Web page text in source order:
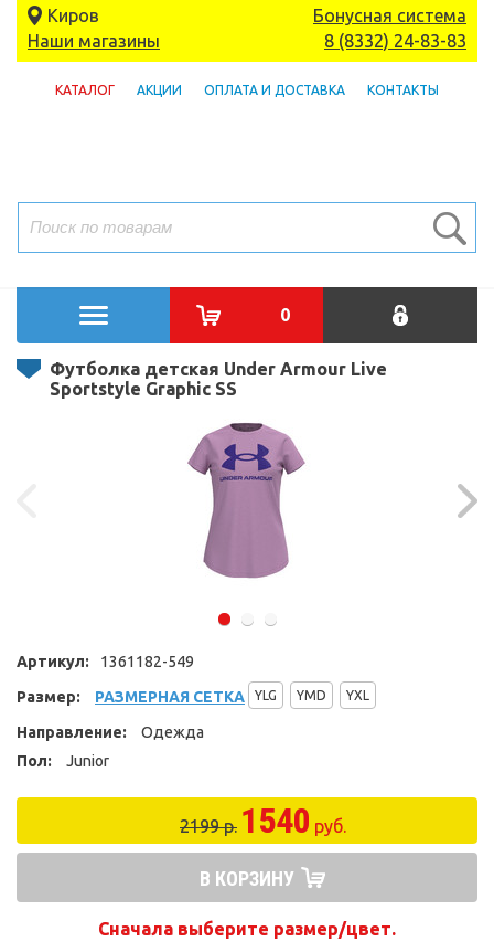
Киров
Наши магазины
Бонусная система
8 (8332) 24-83-83
КАТАЛОГ АКЦИИ ОПЛАТА И ДОСТАВКА КОНТАКТЫ
0
Футболка детская Under Armour Live
Sportstyle Graphic SS
Артикул:
1361182-549
Размер:
РАЗМЕРНАЯ СЕТКА YLG YMD YXL
Направление:
Одежда
Пол:
Junior
2199 р. 1540 руб.
В КОРЗИНУ
Сначала выберите размер/цвет.